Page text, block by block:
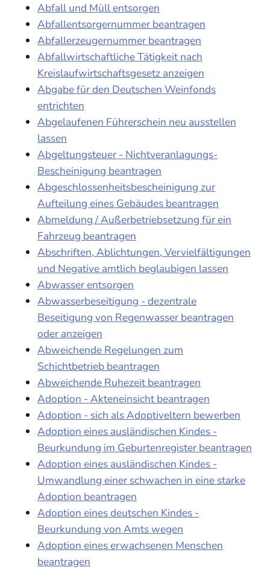
Abfall und Müll entsorgen
Abfallentsorgernummer beantragen
Abfallerzeugernummer beantragen
Abfallwirtschaftliche Tätigkeit nach
Kreislaufwirtschaftsgesetz anzeigen
Abgabe für den Deutschen Weinfonds
entrichten
Abgelaufenen Führerschein neu ausstellen
lassen
Abgeltungsteuer - Nichtveranlagungs-
Bescheinigung beantragen
Abgeschlossenheitsbescheinigung zur
Aufteilung eines Gebäudes beantragen
Abmeldung / Außerbetriebsetzung für ein
Fahrzeug beantragen
Abschriften, Ablichtungen, Vervielfältigungen
und Negative amtlich beglaubigen lassen
Abwasser entsorgen
Abwasserbeseitigung - dezentrale
Beseitigung von Regenwasser beantragen
oder anzeigen
Abweichende Regelungen zum
Schichtbetrieb beantragen
Abweichende Ruhezeit beantragen
Adoption - Akteneinsicht beantragen
Adoption - sich als Adoptiveltern bewerben
Adoption eines ausländischen Kindes -
Beurkundung im Geburtenregister beantragen
Adoption eines ausländischen Kindes -
Umwandlung einer schwachen in eine starke
Adoption beantragen
Adoption eines deutschen Kindes -
Beurkundung von Amts wegen
Adoption eines erwachsenen Menschen
beantragen